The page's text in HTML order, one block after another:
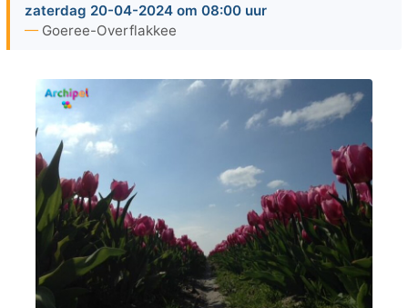
zaterdag 20-04-2024 om 08:00 uur
Goeree-Overflakkee